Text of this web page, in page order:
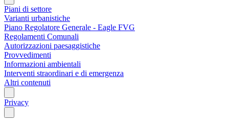
Piani di settore
Varianti urbanistiche
Piano Regolatore Generale - Eagle FVG
Regolamenti Comunali
Autorizzazioni paesaggistiche
Provvedimenti
Informazioni ambientali
Interventi straordinari e di emergenza
Altri contenuti
Privacy